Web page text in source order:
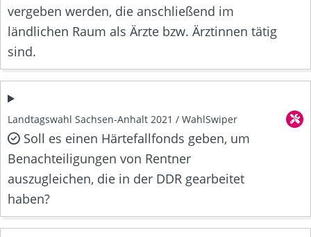
vergeben werden, die anschließend im
ländlichen Raum als Ärzte bzw. Ärztinnen tätig
sind.
Landtagswahl Sachsen-Anhalt 2021 / WahlSwiper
Soll es einen Härtefallfonds geben, um
Benachteiligungen von Rentner
auszugleichen, die in der DDR gearbeitet
haben?